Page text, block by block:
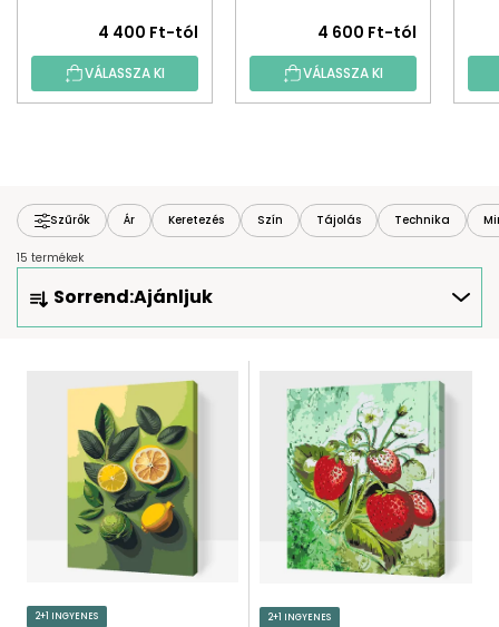
4 400 Ft-tól
VÁLASSZA KI
4 600 Ft-tól
VÁLASSZA KI
Szűrők Ár Keretezés Szín Tájolás Technika
15 termékek
R
Sorrend:Ajánljuk
2+1 INGYENES 2+1 INGYENES